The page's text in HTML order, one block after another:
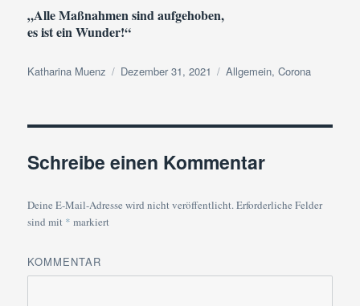
„Alle Maßnahmen sind aufgehoben,
es ist ein Wunder!“
Autor
Katharina Muenz
Veröffentlicht
Dezember 31, 2021 Kategorien
Allgemein,Corona
Schreibe einen Kommentar
Deine E-Mail-Adresse wird nicht veröffentlicht.Erforderliche Felder
sind mit * markiert
KOMMENTAR